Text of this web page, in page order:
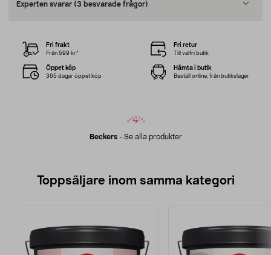
Experten svarar (3 besvarade frågor)
Beckers- Se alla produkter
Fri frakt
Från 599 kr*
Fri retur
Till valfri butik
Öppet köp
365 dagar öppet köp
Hämta i butik
Beställ online, från butikslager
Toppsäljare inom samma kategori